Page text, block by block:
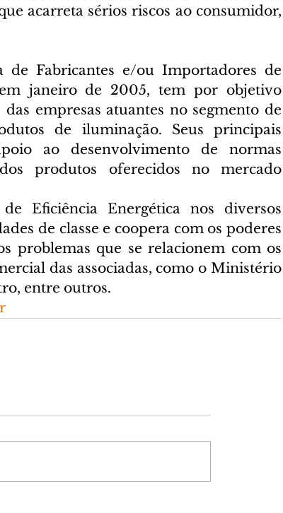
acarreta sérios riscos ao consumidor,
de Fabricantes e/ou Importadores de
janeiro de 2005, tem por objetivo
empresas atuantes no segmento de
de iluminação. Seus principais
ao desenvolvimento de normas
produtos oferecidos no mercado
Eficiência Energética nos diversos
de classe e coopera com os poderes
problemas que se relacionem com os
das associadas, como o Ministério
entre outros.